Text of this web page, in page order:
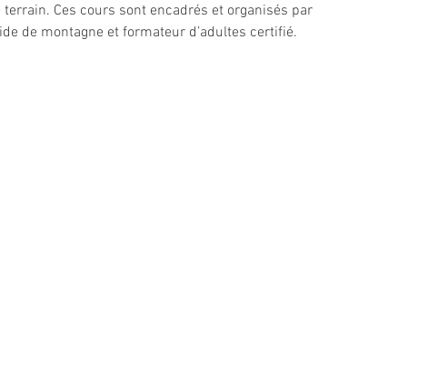
Ces cours sont encadrés et organisés par
de montagne et formateur d’adultes certifié.